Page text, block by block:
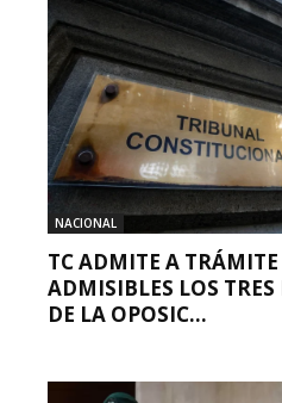
NACIONAL
TC ADMITE A TRÁMITE
ADMISIBLES LOS
DE LA OPOSIC...